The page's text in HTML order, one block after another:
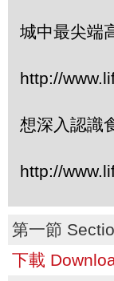
城中最尖端
http://
想深入認識
http://
第一節
下載